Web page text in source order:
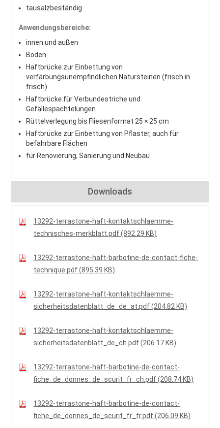
tausalzbeständig
Anwendungsbereiche:
innen und außen
Boden
Haftbrücke zur Einbettung von
verfärbungsunempfindlichen Natursteinen (frisch in
frisch)
Haftbrücke für Verbundestriche und
Gefällespachtelungen
Rüttelverlegung bis Fliesenformat 25 × 25 cm
Haftbrücke zur Einbettung von Pflaster, auch für
befahrbare Flächen
für Renovierung, Sanierung und Neubau
Downloads
13292-terrastone-haft-kontaktschlaemme-
technisches-merkblatt.pdf (892.29 KB)
13292-terrastone-haft-barbotine-de-contact-fiche-
technique.pdf (895.39 KB)
13292-terrastone-haft-kontaktschlaemme-
sicherheitsdatenblatt_de_de_at.pdf (204.82 KB)
13292-terrastone-haft-kontaktschlaemme-
sicherheitsdatenblatt_de_ch.pdf (206.17 KB)
13292-terrastone-haft-barbotine-de-contact-
fiche_de_donnes_de_scurit_fr_ch.pdf (208.74 KB)
13292-terrastone-haft-barbotine-de-contact-
fiche_de_donnes_de_scurit_fr_fr.pdf (206.09 KB)